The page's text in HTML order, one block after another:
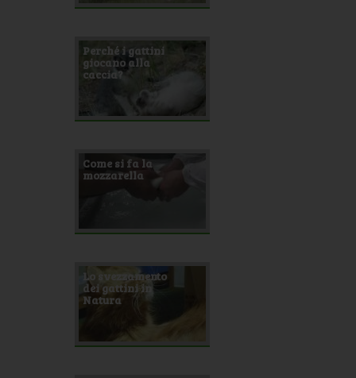
Perché i gattini
giocano alla
caccia?
Come si fa la
mozzarella
Lo svezzamento
dei gattini in
Natura